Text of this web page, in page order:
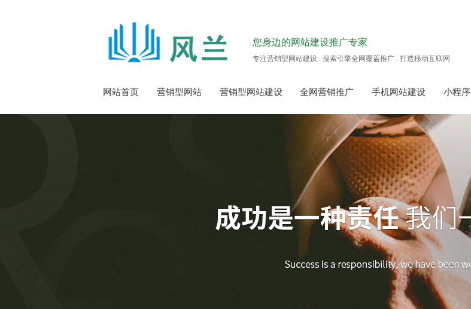
您身边的网站建设推广专家
专注营销型网站建设 . 搜索引擎全网覆盖推广 . 打造移动互联网
网站首页 营销型网站 营销型网站建设 全网营销推广 手机网站建设 小程序